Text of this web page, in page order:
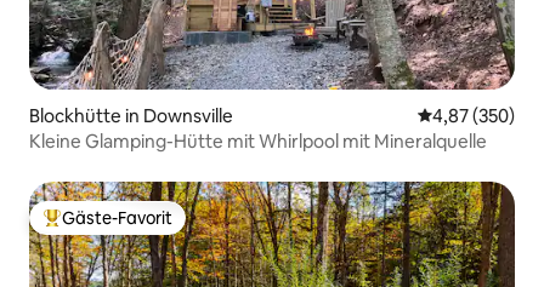
Blockhütte in Downsville
4,87 (350)
Kleine Glamping-Hütte mit Whirlpool mit Mineralquelle
Beliebter Gäste-Favorit.
Gäste-Favorit